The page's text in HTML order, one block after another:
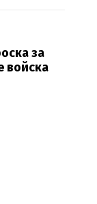
за
войска